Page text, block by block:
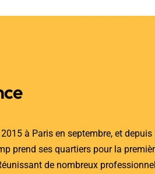
à Paris en septembre, et depuis
prend ses quartiers pour la
de nombreux